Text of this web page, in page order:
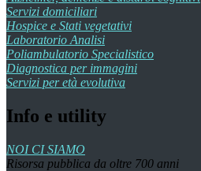
Servizi domiciliari
Hospice e Stati vegetativi
Laboratorio Analisi
Poliambulatorio Specialistico
Diagnostica per immagini
Servizi per età evolutiva
Info e utility
NOI CI SIAMO
Risorsa pubblica da oltre 700 anni